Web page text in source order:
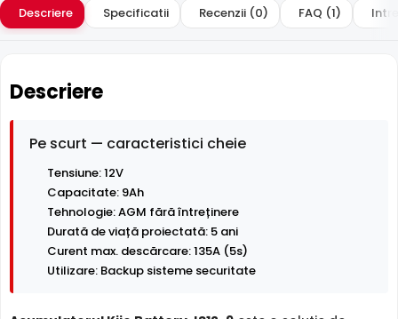
Descriere Specificatii Recenzii (0) FAQ (1)
Descriere
Pe scurt — caracteristici cheie
Tensiune: 12V
Capacitate: 9Ah
Tehnologie: AGM fără întreținere
Durată de viață proiectată: 5 ani
Curent max. descărcare: 135A (5s)
Utilizare: Backup sisteme securitate